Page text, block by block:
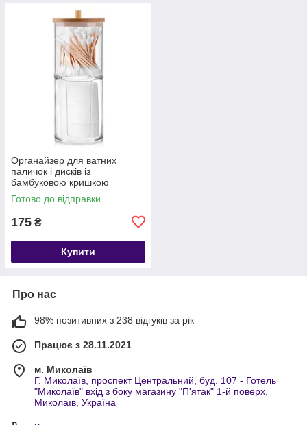
Органайзер для ватних
паличок і дисків із
бамбуковою кришкою
Готово до відправки
175 ₴
Купити
Про нас
98% позитивних з 238 відгуків за рік
Працює з 28.11.2021
м. Миколаїв
Г. Миколаїв, проспект Центральний, буд. 107 - Готель
"Миколаїв" вхід з боку магазину "П'ятак" 1-й поверх,
Миколаїв, Україна